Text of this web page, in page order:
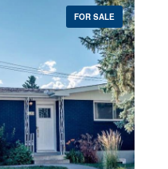
FOR SALE